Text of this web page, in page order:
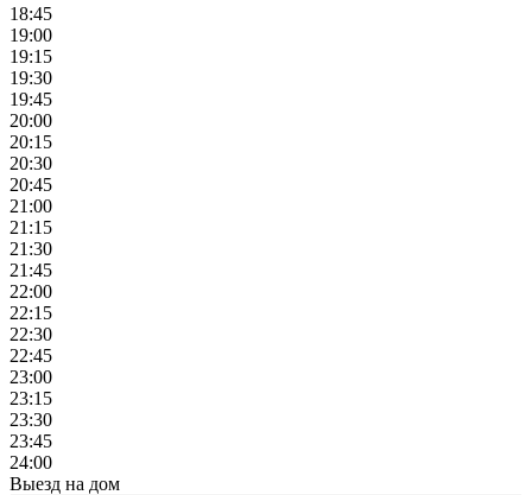
18:45
19:00
19:15
19:30
19:45
20:00
20:15
20:30
20:45
21:00
21:15
21:30
21:45
22:00
22:15
22:30
22:45
23:00
23:15
23:30
23:45
24:00
Выезд на дом